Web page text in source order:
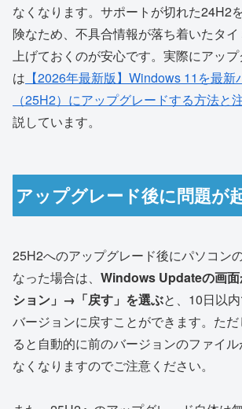
なくなります。サポートが切れた24H2
険なため、不具合情報が落ち着いたタ
上げておくのが安心です。実際にアッ
は 【2026年最新版】Windows 11を最新
（25H2）にアップグレードする方法と
説しています。
アップグレード後に問題が
25H2へのアップグレード後にパソコン
なった場合は、 Windows Updateの画
ション」→「戻す」を選ぶと、10日以
バージョンに戻すことができます。た
ると自動的に前のバージョンのファイ
なくなりますのでご注意ください。